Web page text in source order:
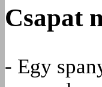
Csapat
- Egy